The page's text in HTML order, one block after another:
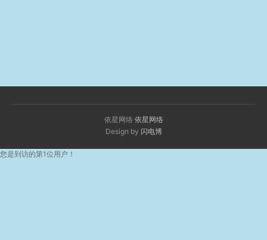
依星网络 依星网络
Design by 闪电博
您是到访的第1位用户！